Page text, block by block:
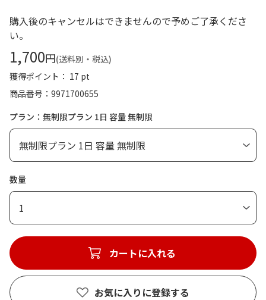
購入後のキャンセルはできませんので予めご了承くださ
い。
1,700円(送料別・税込)
獲得ポイント： 17 pt
商品番号
9971700655
プラン：無制限プラン 1日 容量 無制限
数量
1
カートに入れる
お気に入りに登録する